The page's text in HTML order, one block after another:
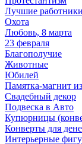
Лучшие работники
Охота
Любовь, 8 марта
23 февраля
Благополучие
Животные
Юбилей
Памятка-магнит
Свадебный декор
Подвеска в Авто
Купюрницы
Конверты для
Интерьерные